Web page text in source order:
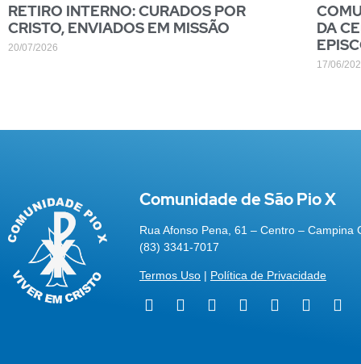
RETIRO INTERNO: CURADOS POR
CRISTO, ENVIADOS EM MISSÃO
20/07/2026
DA
17/06/
Comunidade de São Pio X
Rua Afonso Pena, 61 – Centro – Campina
(83) 3341-7017
Termos Uso| Política de Privacidade